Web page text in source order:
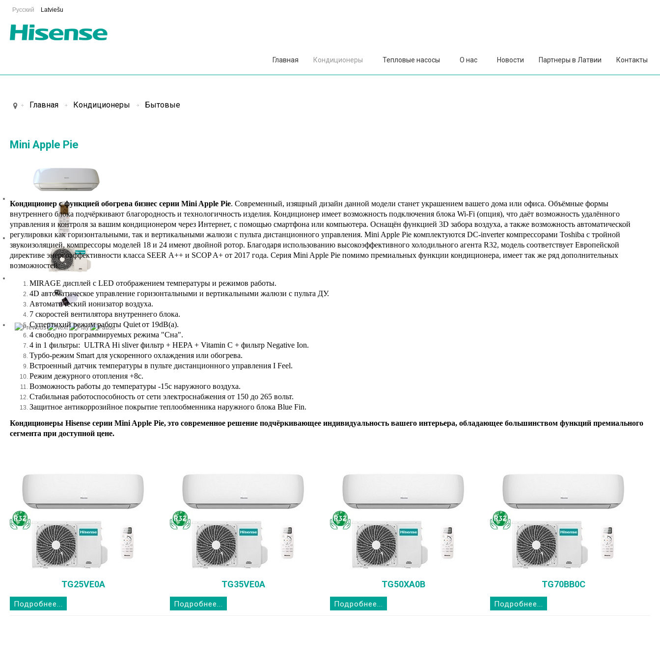
Русский Latviešu
Главная Кондиционеры Тепловые насосы О нас Новости Партнеры в Латвии Контакты
Главная Кондиционеры Бытовые
Mini Apple Pie
Кондиционер с функцией обогрева бизнес серии Mini Apple Pie. Современный, изящный дизайн данной модели станет украшением вашего дома или офиса. Объёмные формы
внутреннего блока подчёркивают благородность и технологичность изделия. Кондиционер имеет возможность подключения блока Wi-Fi (опция), что даёт возможность удалённого
управления и контроля за вашим кондиционером через Интернет, с помощью смартфона или компьютера. Оснащён функцией 3D забора воздуха, а также возможность автоматической
регулировки как горизонтальными, так и вертикальными жалюзи с пульта дистанционного управления. Mini Apple Pie комплектуются DC-inverterкомпрессорами Toshiba с тройной
звукоизоляцией, компрессоры моделей 18 и 24 имеют двойной ротор. Благодаря использованию высокоэффективного холодильного агента R32, модель соответствует Европейской
директиве энергоэффективности класса SEER А++ и SCOP A+ от 2017 года. Серия Mini Apple Pie помимо премиальных функции кондиционера, имеет так же ряд дополнительных
возможностей:
MIRAGE дисплей с LED отображением температуры и режимов работы.
4D автоматическое управление горизонтальными и вертикальными жалюзи с пульта ДУ.
Автоматический ионизатор воздуха.
7 скоростей вентилятора внутреннего блока.
Супертихий режим работы Quietот 19dB(a).
4 свободно программируемых режима "Сна".
4 in 1 фильтры: ULTRA Hi sliver фильтр + HEPA + Vitamin C + фильтр Negative Ion.
Турбо-режим Smart для ускоренного охлаждения или обогрева.
Встроенный датчик температуры в пульте дистанционного управления I Feel.
Режим дежурного отопления +8с.
Возможность работы до температуры -15с наружного воздуха.
Стабильная работоспособность от сети электроснабжения от 150 до 265 вольт.
Защитное антикоррозийное покрытие теплообменника наружного блока Blue Fin.
Кондиционеры Hisense серии Mini Apple Pie,это современное решение подчёркивающее индивидуальность вашего интерьера, обладающее большинством функций премиального
сегмента при доступной цене.
TG25VE0A
Подробнее...
TG35VE0A
Подробнее...
TG50XA0B
Подробнее...
TG70BB0C
Подробнее...